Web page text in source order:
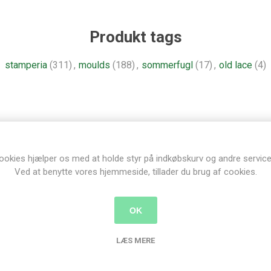
Produkt tags
stamperia (311) , moulds (188) , sommerfugl (17) , old lace (4)
hjælper os med at holde styr på indkøbskurv og andre
Ved at benytte vores hjemmeside, tillader du brug af cookies.
OK
LÆS MERE